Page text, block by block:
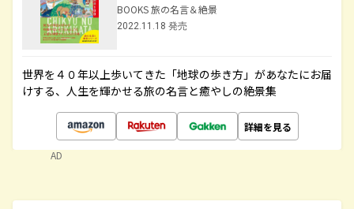
BOOKS 旅の名言＆絶景
2022.11.18 発売
世界を４０年以上歩いてきた「地球の歩き方」があなたにお届
けする、人生を輝かせる旅の名言と癒やしの絶景集
詳細を見る
AD